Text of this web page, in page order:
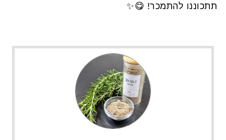
תתכוננו להתמכר! 😋✨